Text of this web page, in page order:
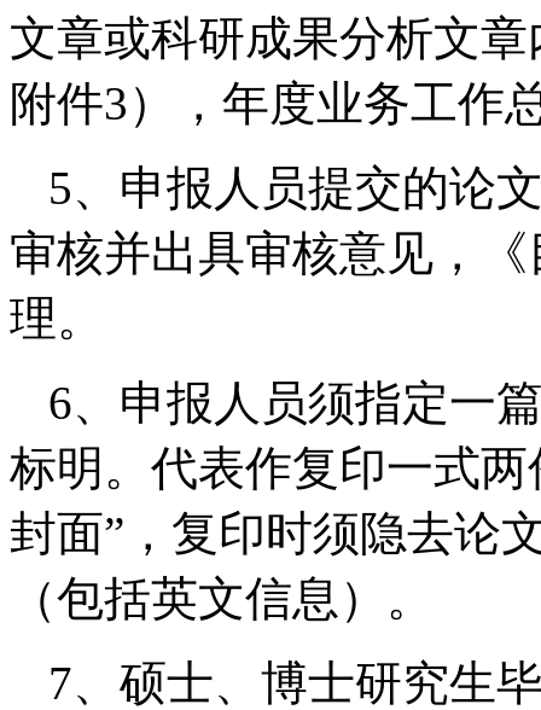
文章或科研成果分析文
附件3），年度业务工作
5、申报人员提交的论
审核并出具审核意见，
理。
6、申报人员须指定一
标明。代表作复印一式
封面”，复印时须隐去论
（包括英文信息）。
7、硕士、博士研究生